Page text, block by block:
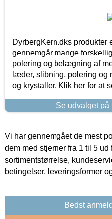
DyrbergKern.dks produkter
gennemgår mange
polering og belægning af
læder, slibning, polering og
og krystaller. Klik her for at
Se udvalget på
Vi har gennemgået de mest
dem med stjerner fra 1 til 5 ud
sortimentstørrelse,
betingelser, leveringsformer
Bedst